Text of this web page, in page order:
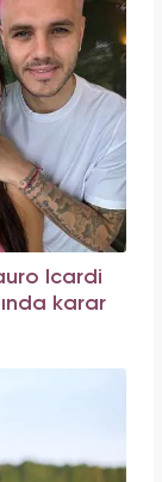
Icardi
karar